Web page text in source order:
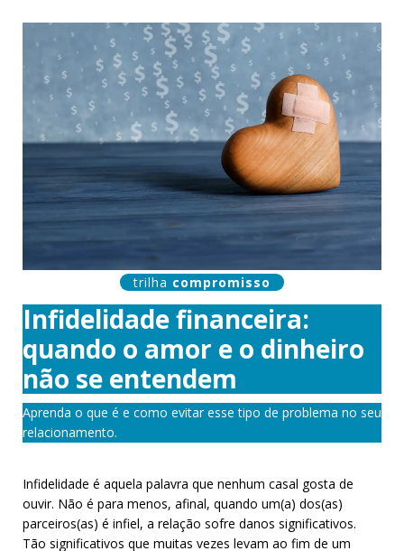
trilha compromisso
Infidelidade financeira:
quando o amor e o dinheiro
não se entendem
Aprenda o que é e como evitar esse tipo de problema no seu
relacionamento.
Infidelidade é aquela palavra que nenhum casal gosta de
ouvir. Não é para menos, afinal, quando um(a) dos(as)
parceiros(as) é infiel, a relação sofre danos significativos.
Tão significativos que muitas vezes levam ao fim de um